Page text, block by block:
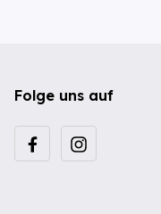
Folge uns auf